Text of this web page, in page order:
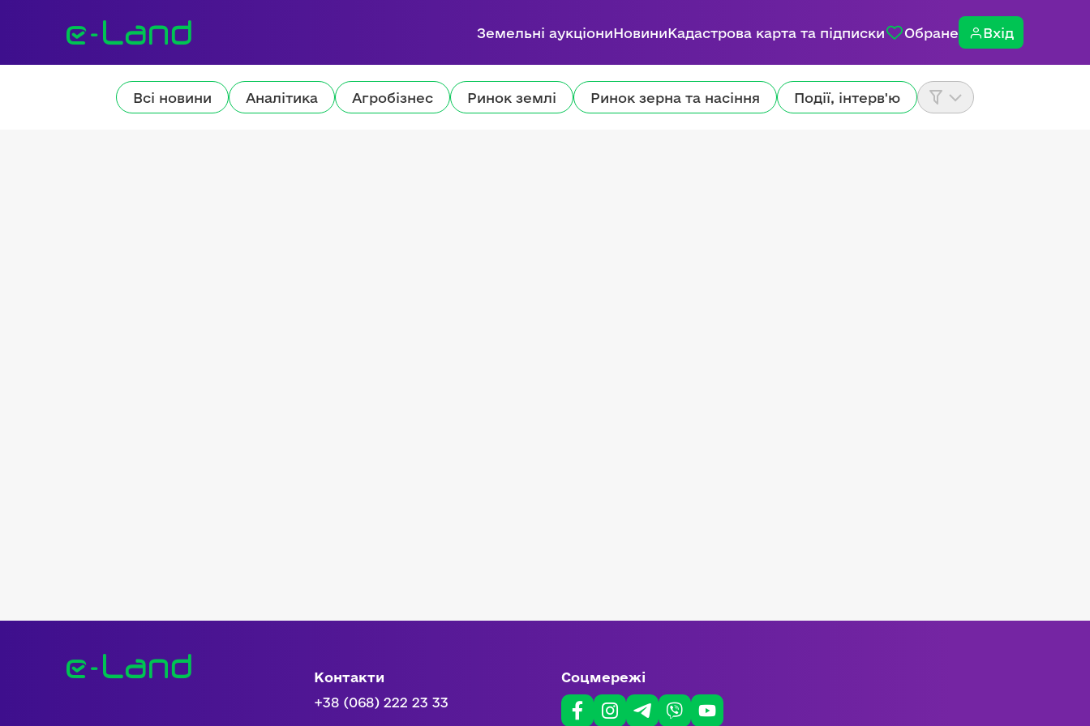
Земельні аукціониНовиниКадастрова карта та підписки Обране Вхід
Всі новини Аналітика Агробізнес Ринок землі Ринок зерна та насіння Події, інтерв'ю
Контакти
+38 (068) 222 23 33
Соцмережі